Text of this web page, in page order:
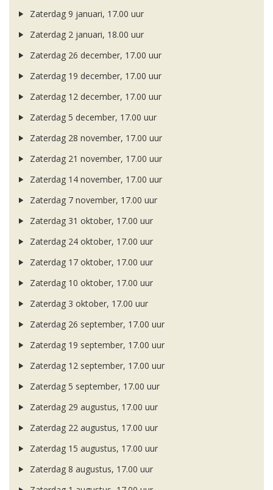
Zaterdag 9 januari, 17.00 uur
Zaterdag 2 januari, 18.00 uur
Zaterdag 26 december, 17.00 uur
Zaterdag 19 december, 17.00 uur
Zaterdag 12 december, 17.00 uur
Zaterdag 5 december, 17.00 uur
Zaterdag 28 november, 17.00 uur
Zaterdag 21 november, 17.00 uur
Zaterdag 14 november, 17.00 uur
Zaterdag 7 november, 17.00 uur
Zaterdag 31 oktober, 17.00 uur
Zaterdag 24 oktober, 17.00 uur
Zaterdag 17 oktober, 17.00 uur
Zaterdag 10 oktober, 17.00 uur
Zaterdag 3 oktober, 17.00 uur
Zaterdag 26 september, 17.00 uur
Zaterdag 19 september, 17.00 uur
Zaterdag 12 september, 17.00 uur
Zaterdag 5 september, 17.00 uur
Zaterdag 29 augustus, 17.00 uur
Zaterdag 22 augustus, 17.00 uur
Zaterdag 15 augustus, 17.00 uur
Zaterdag 8 augustus, 17.00 uur